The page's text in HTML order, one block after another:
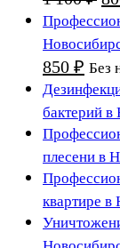
цена
1'100 ₽.
850 ₽
850
Без
бактерий в
плесени в
квартире в